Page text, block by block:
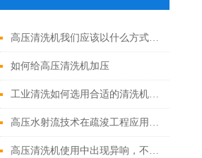
高压清洗机我们应该以什么方式实现加压
如何给高压清洗机加压
工业清洗如何选用合适的清洗机工艺
高压水射流技术在疏浚工程应用中的五大特点
高压清洗机使用中出现异响，不要害怕！可能是这三种情况其中之一